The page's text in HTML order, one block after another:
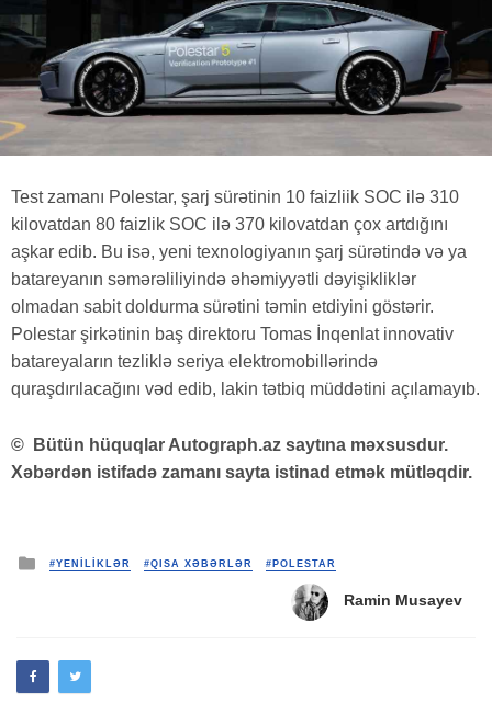
Test zamanı Polestar, şarj sürətinin 10 faizliik SOC ilə 310
kilovatdan 80 faizlik SOC ilə 370 kilovatdan çox artdığını
aşkar edib. Bu isə, yeni texnologiyanın şarj sürətində və ya
batareyanın səmərəliliyində əhəmiyyətli dəyişikliklər
olmadan sabit doldurma sürətini təmin etdiyini göstərir.
Polestar şirkətinin baş direktoru Tomas İnqenlat innovativ
batareyaların tezliklə seriya elektromobillərində
quraşdırılacağını vəd edib, lakin tətbiq müddətini açılamayıb.
©
Bütün hüquqlar Autograph.az saytına məxsusdur.
Xəbərdən istifadə zamanı sayta istinad etmək mütləqdir.
Posted
#YENİLİKLƏR #QISA XƏBƏRLƏR #POLESTAR
Ramin Musayev